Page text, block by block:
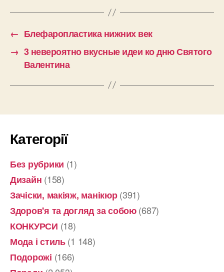
← Блефаропластика нижних век
→ 3 невероятно вкусные идеи ко дню Святого
Валентина
Категорії
Без рубрики (1)
Дизайн (158)
Зачіски, макіяж, манікюр(391)
Здоров'я та догляд за собою(687)
КОНКУРСИ (18)
Мода і стиль(1 148)
Подорожі (166)